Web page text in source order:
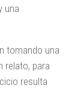
una
tomando una
relato, para
resulta